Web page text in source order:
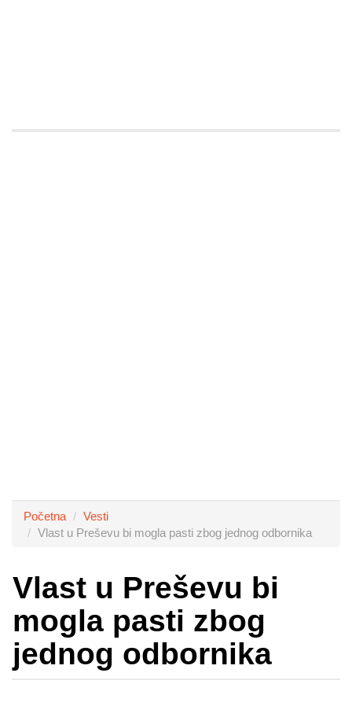
Početna
Vesti
Vlast u Preševu bi mogla pasti zbog jednog odbornika
Vlast u Preševu bi
mogla pasti zbog
jednog odbornika